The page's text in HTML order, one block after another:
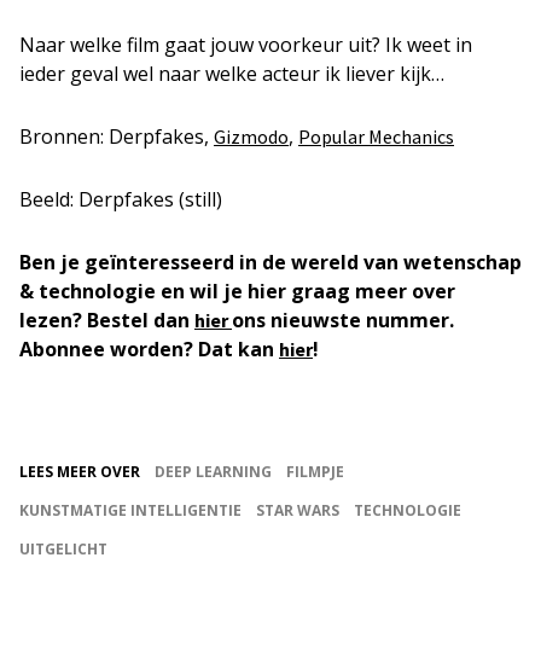
Naar welke film gaat jouw voorkeur uit? Ik weet in
ieder geval wel naar welke acteur ik liever kijk…
Bronnen: Derpfakes, Gizmodo, Popular Mechanics
Beeld: Derpfakes (still)
Ben je geïnteresseerd in de wereld van wetenschap
& technologie en wil je hier graag meer over
lezen? Bestel dan hierons nieuwste nummer.
Abonnee worden? Dat kan hier!
LEES MEER OVER DEEP LEARNING
FILMPJE
KUNSTMATIGE INTELLIGENTIE
STAR WARS
TECHNOLOGIE
UITGELICHT